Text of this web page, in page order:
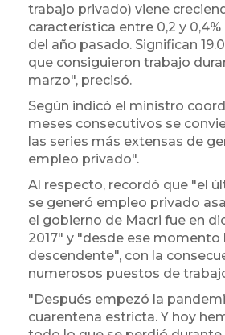
trabajo privado) viene
característica entre 0,2 y
del año pasado. Significan
que consiguieron trabajo
marzo", precisó.
Según indicó el ministro
meses consecutivos se
las series más extensas de
empleo privado".
Al respecto, recordó que "el
se generó empleo privado
el gobierno de Macri fue en
2017" y "desde ese momento
descendente", con la
numerosos puestos de
"Después empezó la
cuarentena estricta. Y hoy